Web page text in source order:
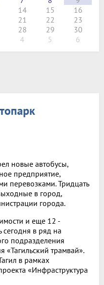
14 15
16
21 22
23
28 29
30
4 5 6
новые автобусы,
предприятие,
перевозками. Тридцать
в город,
города.
и еще 12 -
сегодня в ряд на
подразделения
«Тагильский трамвай».
в рамках
«Инфраструктура